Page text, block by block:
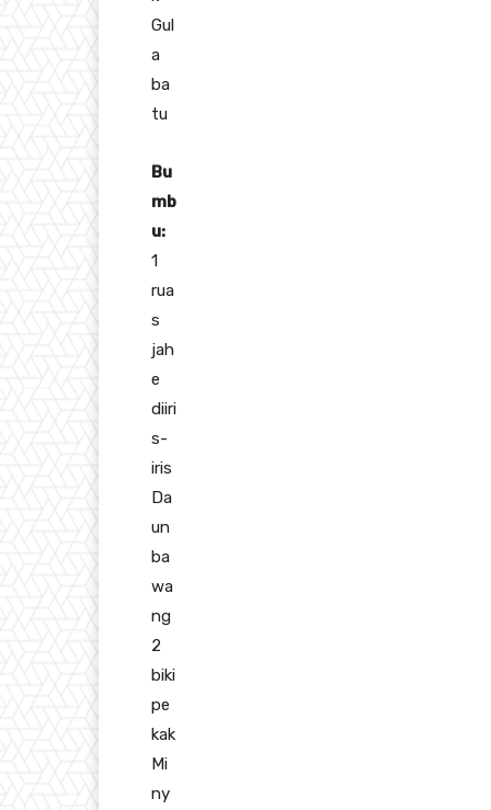
Gul
a
ba
tu
Bu
mb
u:
1
rua
s
jah
e
diiri
s-
iris
Da
un
ba
wa
ng
2
biki
pe
kak
Mi
ny